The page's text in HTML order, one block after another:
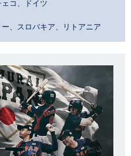
コ、ドイツ
、スロバキア、リトアニア